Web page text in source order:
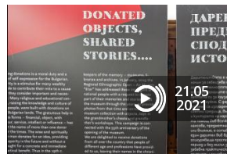
21.05
2021